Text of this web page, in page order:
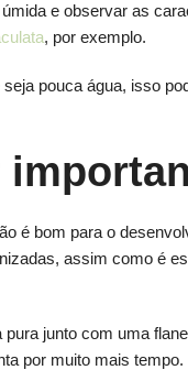
e observar as
, por exemplo.
pouca água, isso
é bom para o
assim como é
junto com uma
por muito mais tempo.